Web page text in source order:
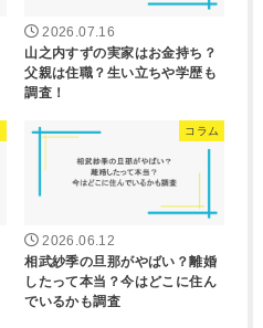
2026.07.16
山之内すずの実家はお金持ち？
父親は住職？生い立ちや学歴も
調査！
コラム
2026.06.12
相武紗季の旦那がやばい？離婚
したって本当？今はどこに住ん
でいるかも調査